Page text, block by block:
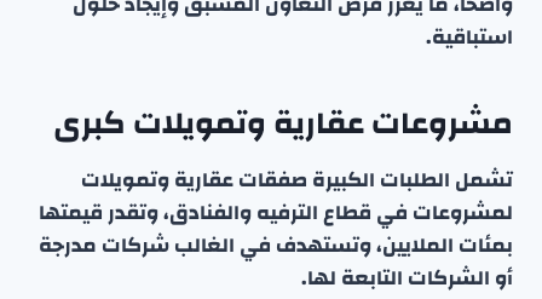
استباقية.
مشروعات عقارية وتمويلات كبرى
تشمل الطلبات الكبيرة صفقات عقارية وتمويلات
لمشروعات في قطاع الترفيه والفنادق، وتقدر قيمتها
بمئات الملايين، وتستهدف في الغالب شركات مدرجة
أو الشركات التابعة لها.